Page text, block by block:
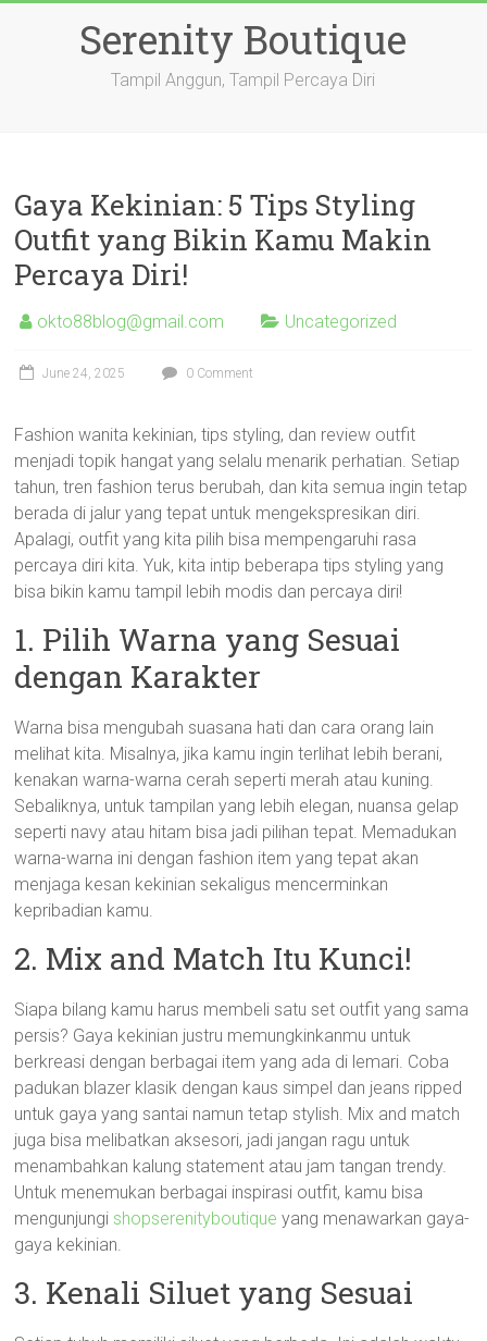
Serenity Boutique
Tampil Anggun, Tampil Percaya Diri
Gaya Kekinian: 5 Tips Styling
Outfit yang Bikin Kamu Makin
Percaya Diri!
okto88blog@gmail.com Uncategorized
June 24, 2025 0 Comment
Fashion wanita kekinian, tips styling, dan review outfit
menjadi topik hangat yang selalu menarik perhatian. Setiap
tahun, tren fashion terus berubah, dan kita semua ingin tetap
berada di jalur yang tepat untuk mengekspresikan diri.
Apalagi, outfit yang kita pilih bisa mempengaruhi rasa
percaya diri kita. Yuk, kita intip beberapa tips styling yang
bisa bikin kamu tampil lebih modis dan percaya diri!
1. Pilih Warna yang Sesuai
dengan Karakter
Warna bisa mengubah suasana hati dan cara orang lain
melihat kita. Misalnya, jika kamu ingin terlihat lebih berani,
kenakan warna-warna cerah seperti merah atau kuning.
Sebaliknya, untuk tampilan yang lebih elegan, nuansa gelap
seperti navy atau hitam bisa jadi pilihan tepat. Memadukan
warna-warna ini dengan fashion item yang tepat akan
menjaga kesan kekinian sekaligus mencerminkan
kepribadian kamu.
2. Mix and Match Itu Kunci!
Siapa bilang kamu harus membeli satu set outfit yang sama
persis? Gaya kekinian justru memungkinkanmu untuk
berkreasi dengan berbagai item yang ada di lemari. Coba
padukan blazer klasik dengan kaus simpel dan jeans ripped
untuk gaya yang santai namun tetap stylish. Mix and match
juga bisa melibatkan aksesori, jadi jangan ragu untuk
menambahkan kalung statement atau jam tangan trendy.
Untuk menemukan berbagai inspirasi outfit, kamu bisa
mengunjungi shopserenityboutique yang menawarkan gaya-
gaya kekinian.
3. Kenali Siluet yang Sesuai